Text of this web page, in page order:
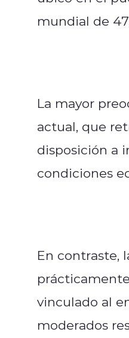
mundial de
La mayor
actual, que
disposición a
condiciones
En contraste,
vinculado al
moderados